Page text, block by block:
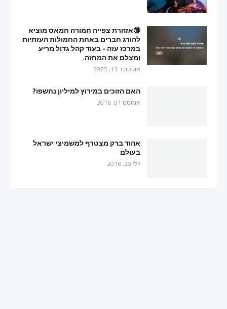
🔞אזהרת צפייה חמורה חמאס מוציא
להורג חברים באחת החמולות העזתיות
במרכז עזה - בעוד קהל גדול מריע
ומצלם את המחזה.
אוקטובר 13, 2025
האם הזוכים במירוץ למיליון נחשפו?
אוגוסט 01, 2016
אהוד ברק מצטרף למשמיצי ישראל
בעולם
יולי 29, 2016